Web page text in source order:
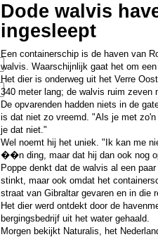
Dode walvis
ingesleept
Een containerschip is de haven van
walvis. Waarschijnlijk gaat het om een
Het dier is onderweg uit het Verre
340 meter lang; de walvis ruim zeven
De opvarenden hadden niets in de
is dat niet zo vreemd. "Als je met
je dat niet."
Wel noemt hij het uniek. "Ik kan me
��n ding, maar dat hij dan ook nog
Poppe denkt dat de walvis al een
stinkt, maar ook omdat het
straat van Gibraltar gevaren en in die
Het dier werd ontdekt door de
bergingsbedrijf uit het water gehaald.
Morgen bekijkt Naturalis, het